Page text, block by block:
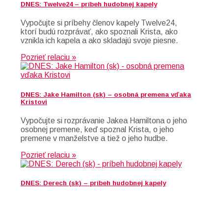
DNES: Twelve24 – príbeh hudobnej kapely
Vypočujte si príbehy členov kapely Twelve24,
ktorí budú rozprávať, ako spoznali Krista, ako
vznikla ich kapela a ako skladajú svoje piesne.
Pozrieť relaciu »
DNES: Jake Hamilton (sk) – osobná premena vďaka
Kristovi
Vypočujte si rozprávanie Jakea Hamiltona o jeho
osobnej premene, keď spoznal Krista, o jeho
premene v manželstve a tiež o jeho hudbe.
Pozrieť relaciu »
DNES: Derech (sk) – príbeh hudobnej kapely